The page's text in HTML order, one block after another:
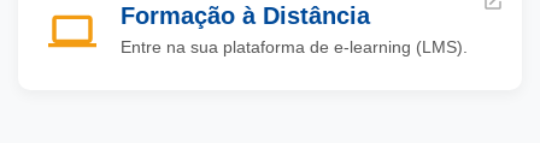
Formação à Distância
Entre na sua plataforma de e-learning (LMS).